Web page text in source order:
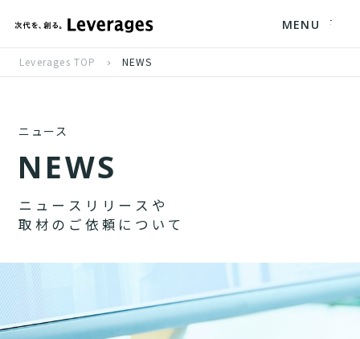
MENU
Leverages TOP NEWS
ニュース
NEWS
ニ ュ ー ス リ リ ー ス や
取 材 の ご 依 頼 に つ い て